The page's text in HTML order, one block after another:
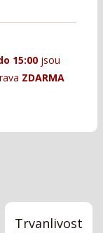
15:00 jsou
ZDARMA
Trvanlivost